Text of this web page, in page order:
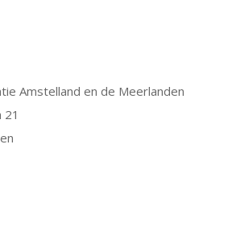
Amstelland en de Meerlanden